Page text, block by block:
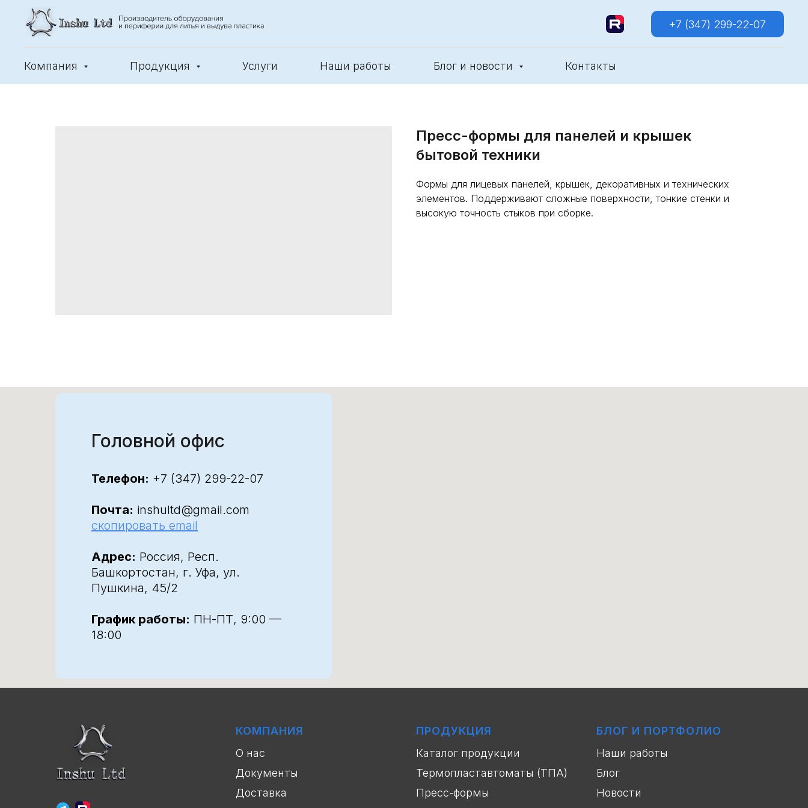
+7 (347) 299-22-07
Компания Продукция Услуги Наши работы Блог и новости Контакты
Пресс-формы для панелей и крышек
бытовой техники
Формы для лицевых панелей, крышек, декоративных и технических
элементов. Поддерживают сложные поверхности, тонкие стенки и
высокую точность стыков при сборке.
Головной офис
Телефон: +7 (347) 299-22-07
Почта: inshultd@gmail.com
скопировать email
Адрес: Россия, Респ.
Башкортостан, г. Уфа, ул.
Пушкина, 45/2
График работы: ПН-ПТ, 9:00 —
18:00
КОМПАНИЯ
О нас
Документы
Доставка
ПРОДУКЦИЯ
Каталог продукции
Термопластавтоматы (ТПА)
Пресс-формы
БЛОГ И ПОРТФОЛИО
Наши работы
Блог
Новости